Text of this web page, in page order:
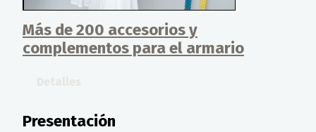
Más de 200 accesorios y
complementos para el armario
Presentación